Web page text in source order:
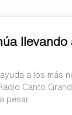
llevando
a los más
Canto
pesar